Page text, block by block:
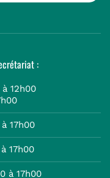
:
12h00
17h00
17h00
à 17h00